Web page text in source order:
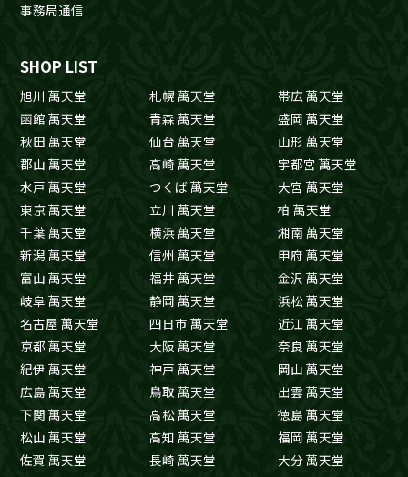
事務局通信
SHOP LIST
旭川 萬天堂 札幌 萬天堂
帯広 萬天堂
函館 萬天堂
青森 萬天堂
盛岡 萬天堂
秋田 萬天堂
仙台 萬天堂
山形 萬天堂
郡山 萬天堂
高崎 萬天堂
宇都宮 萬天堂
水戸 萬天堂
つくば 萬天堂
大宮 萬天堂
東京 萬天堂
立川 萬天堂
柏 萬天堂
千葉 萬天堂
横浜 萬天堂
湘南 萬天堂
新潟 萬天堂
信州 萬天堂
甲府 萬天堂
富山 萬天堂
福井 萬天堂
金沢 萬天堂
岐阜 萬天堂
静岡 萬天堂
浜松 萬天堂
名古屋 萬天堂
四日市 萬天堂
近江 萬天堂
京都 萬天堂
大阪 萬天堂
奈良 萬天堂
紀伊 萬天堂
神戸 萬天堂
岡山 萬天堂
広島 萬天堂
鳥取 萬天堂
出雲 萬天堂
下関 萬天堂
高松 萬天堂
徳島 萬天堂
松山 萬天堂
高知 萬天堂
福岡 萬天堂
佐賀 萬天堂
長崎 萬天堂
大分 萬天堂